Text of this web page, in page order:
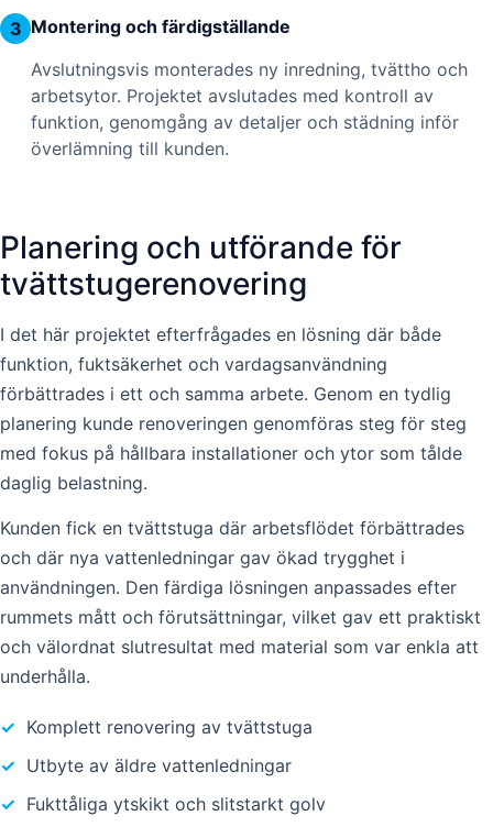
3 Montering och färdigställande
Avslutningsvis monterades ny inredning, tvättho och
arbetsytor. Projektet avslutades med kontroll av
funktion, genomgång av detaljer och städning inför
överlämning till kunden.
Planering och utförande för
tvättstugerenovering
I det här projektet efterfrågades en lösning där både
funktion, fuktsäkerhet och vardagsanvändning
förbättrades i ett och samma arbete. Genom en tydlig
planering kunde renoveringen genomföras steg för steg
med fokus på hållbara installationer och ytor som tålde
daglig belastning.
Kunden fick en tvättstuga där arbetsflödet förbättrades
och där nya vattenledningar gav ökad trygghet i
användningen. Den färdiga lösningen anpassades efter
rummets mått och förutsättningar, vilket gav ett praktiskt
och välordnat slutresultat med material som var enkla att
underhålla.
✓ Komplett renovering av tvättstuga
✓ Utbyte av äldre vattenledningar
✓ Fukttåliga ytskikt och slitstarkt golv